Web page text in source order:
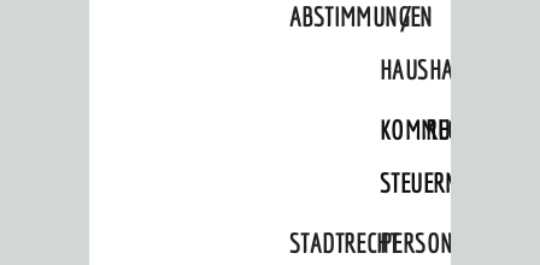
ABSTIMMUNGEN
/
HAUSHALT
KOMMUNALE
STEUERN
STADTRECHTPERSONALRAT